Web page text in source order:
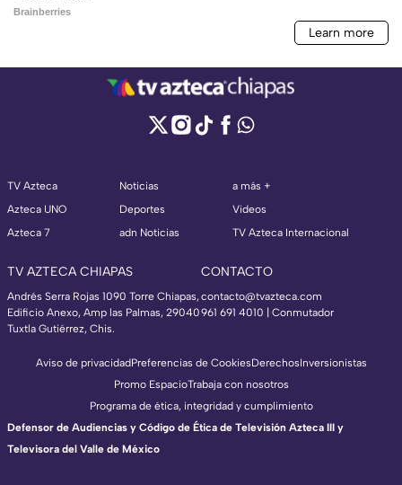
TV Azteca
Azteca UNO
Azteca 7
Noticias
Deportes
adn Noticias
a más +
Videos
TV Azteca Internacional
TV AZTECA CHIAPAS
Andrés Serra Rojas 1090 Torre Chiapas,
Edificio Anexo, Amp las Palmas, 29040
Tuxtla Gutiérrez, Chis.
CONTACTO
contacto@tvazteca.com
961 691 4010 | Conmutador
Aviso de privacidadPreferencias de CookiesDerechosInversionistas
Promo EspacioTrabaja con nosotros
Programa de ética, integridad y cumplimiento
Defensor de Audiencias y Código de Ética de Televisión Azteca III y
Televisora del Valle de México